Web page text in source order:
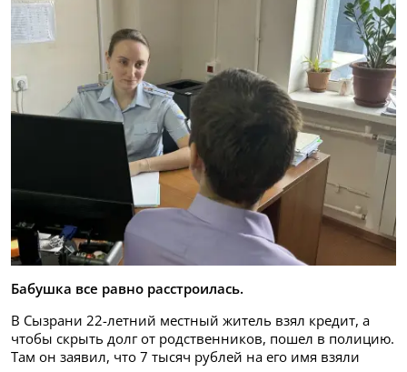
Бабушка все равно расстроилась.
В Сызрани 22-летний местный житель взял кредит, а
чтобы скрыть долг от родственников, пошел в полицию.
Там он заявил, что 7 тысяч рублей на его имя взяли